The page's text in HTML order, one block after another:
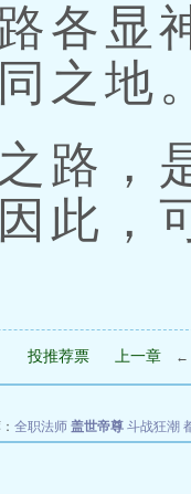
各显
之地
，是
此，
投推荐票 上一章 ←
全职法师 盖世帝尊 斗战狂潮